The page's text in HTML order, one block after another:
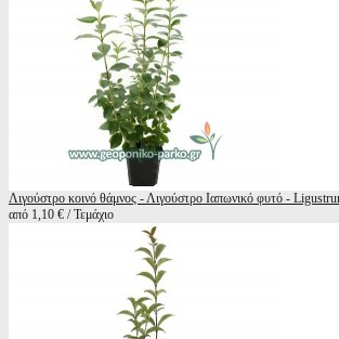
Λιγούστρο κοινό θάμνος - Λιγούστρο Ιαπωνικό φυτό -
από 1,10 € / Τεμάχιο